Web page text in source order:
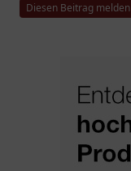
Diesen Beitrag melden